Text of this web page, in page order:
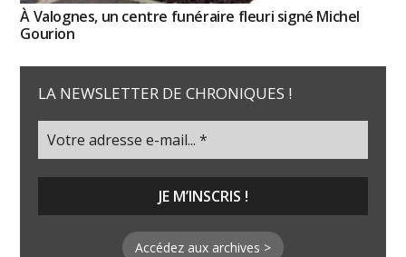
À Valognes, un centre funéraire fleuri signé Michel
Gourion
LA NEWSLETTER DE CHRONIQUES !
Accédez aux archives >